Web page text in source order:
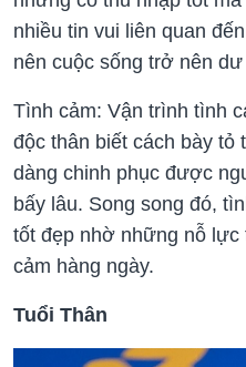
nhiều tin vui liên quan
nên cuộc sống trở nên
Tình cảm: Vận trình tình
độc thân biết cách bày tỏ
dàng chinh phục được
bấy lâu. Song song đó,
tốt đẹp nhờ những nỗ lực
cảm hàng ngày.
Tuổi Thân